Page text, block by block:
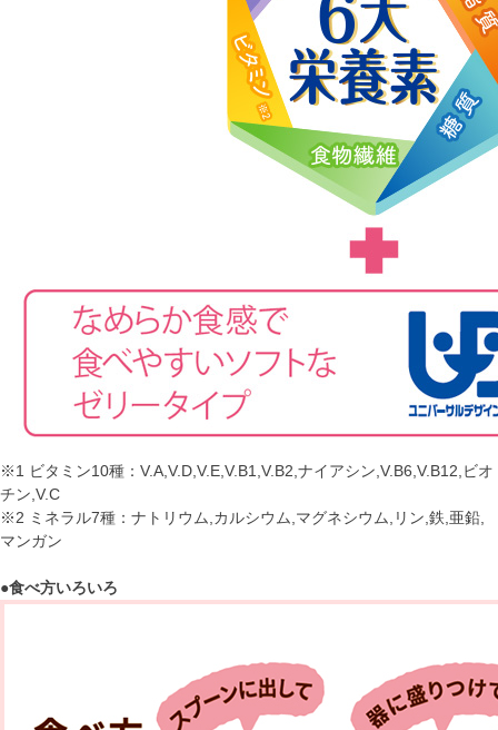
※1 ビタミン10種：V.A,V.D,V.E,V.B1,V.B2,ナイアシン,V.B6,V.B12,ビオ
チン,V.C
※2 ミネラル7種：ナトリウム,カルシウム,マグネシウム,リン,鉄,亜鉛,
マンガン
●食べ方いろいろ